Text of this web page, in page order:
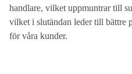
handlare, vilket uppmuntrar till
vilket i slutändan leder till bättre
för våra kunder.